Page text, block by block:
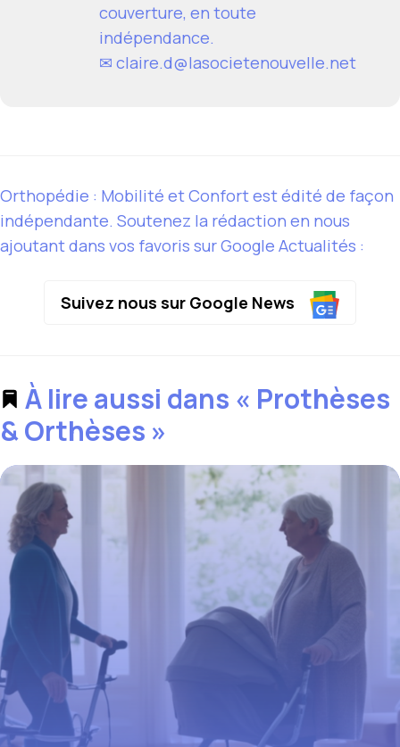
couverture, en toute
indépendance.
✉ claire.d@lasocietenouvelle.net
Orthopédie : Mobilité et Confort est édité de façon
indépendante. Soutenez la rédaction en nous
ajoutant dans vos favoris sur Google Actualités :
Suivez nous sur Google News
À lire aussi dans « Prothèses
& Orthèses »